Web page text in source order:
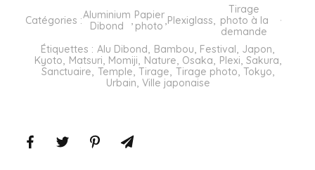
demande
Catégories :Aluminium
Dibond
, Papier
photo ,Plexiglass,
Tirage
photo à la
demande
Étiquettes : Alu Dibond, Bambou, Festival, Japon,
Kyoto, Matsuri, Momiji, Nature, Osaka, Plexi, Sakura,
Sanctuaire, Temple, Tirage, Tirage photo, Tokyo,
Urbain, Ville japonaise